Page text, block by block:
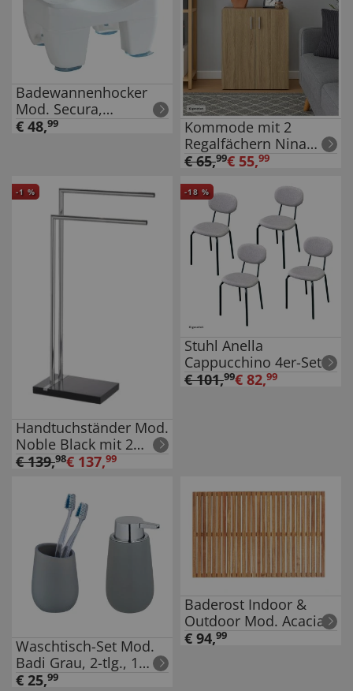
Badewannenhocker
Mod. Secura,
rutschfest, 150 kg
€ 48,99
Kommode mit 2
Regalfächern Nina
Sonoma
€65,99€ 55,99
-1 %
Handtuchständer Mod.
Noble Black mit 2
Armen, aus
€139,98€ 137,99
-18 %
Stuhl Anella
Cappucchino 4er-Set
€101,99€ 82,99
Waschtisch-Set Mod.
Badi Grau, 2-tlg., 1
Zahnputzbecher, 1
€ 25,99
Baderost Indoor &
Outdoor Mod. Acacia
55x85, für Innen und
€ 94,99